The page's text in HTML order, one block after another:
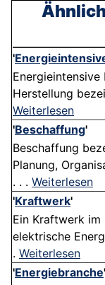
'
Herstellung
Weiterlesen
'Beschaffung'
Beschaffung
Planung,
. . . Weiterlesen
'Kraftwerk'
Ein Kraftwerk
elektrische
. Weiterlesen
'Energiebranche'